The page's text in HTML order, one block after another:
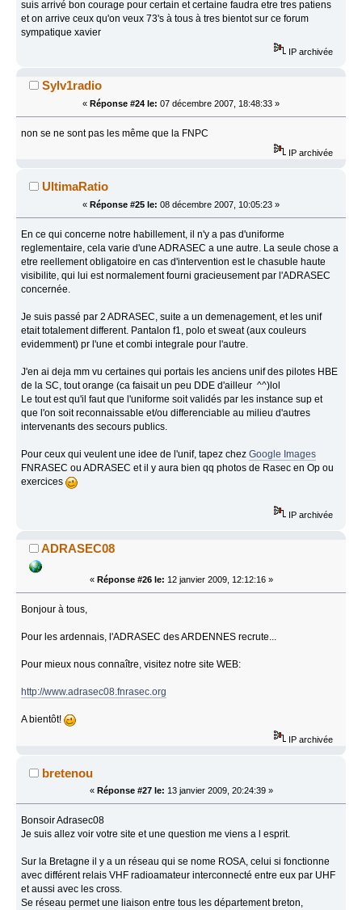
suis arrivé bon courage pour certain et certaine faudra etre tres patiens
et on arrive ceux qu'on veux 73's à tous à tres bientot sur ce forum
sympatique xavier
IP archivée
Sylv1radio
« Réponse #24 le: 07 décembre 2007, 18:48:33 »
non se ne sont pas les même que la FNPC
IP archivée
UltimaRatio
« Réponse #25 le: 08 décembre 2007, 10:05:23 »
En ce qui concerne notre habillement, il n'y a pas d'uniforme
reglementaire, cela varie d'une ADRASEC a une autre. La seule chose a
etre reellement obligatoire en cas d'intervention est le chasuble haute
visibilite, qui lui est normalement fourni gracieusement par l'ADRASEC
concernée.
Je suis passé par 2 ADRASEC, suite a un demenagement, et les unif
etait totalement different. Pantalon f1, polo et sweat (aux couleurs
evidemment) pr l'une et combi integrale pour l'autre.
J'en ai deja mm vu certaines qui portais les anciens unif des pilotes HBE
de la SC, tout orange (ca faisait un peu DDE d'ailleur ^^)lol
Le tout est qu'il faut que l'uniforme soit validés par les instance sup et
que l'on soit reconnaissable et/ou differenciable au milieu d'autres
intervenants des secours publics.
Pour ceux qui veulent une idee de l'unif, tapez chezGoogle Images
FNRASEC ou ADRASEC et il y aura bien qq photos de Rasec en Op ou
exercices
IP archivée
ADRASEC08
« Réponse #26 le: 12 janvier 2009, 12:12:16 »
Bonjour à tous,
Pour les ardennais, l'ADRASEC des ARDENNES recrute...
Pour mieux nous connaître, visitez notre site WEB:
http://www.adrasec08.fnrasec.org
A bientôt!
IP archivée
bretenou
« Réponse #27 le: 13 janvier 2009, 20:24:39 »
Bonsoir Adrasec08
Je suis allez voir votre site et une question me viens a l esprit.
Sur la Bretagne il y a un réseau qui se nome ROSA, celui si fonctionne
avec différent relais VHF radioamateur interconnecté entre eux par UHF
et aussi avec les cross.
Se réseau permet une liaison entre tous les département breton,